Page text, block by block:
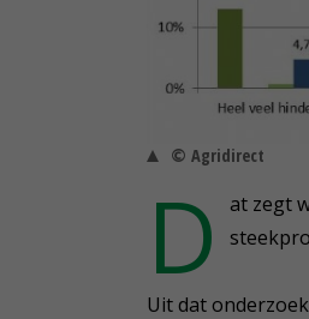
© Agridirect
D
at zegt
Uit dat